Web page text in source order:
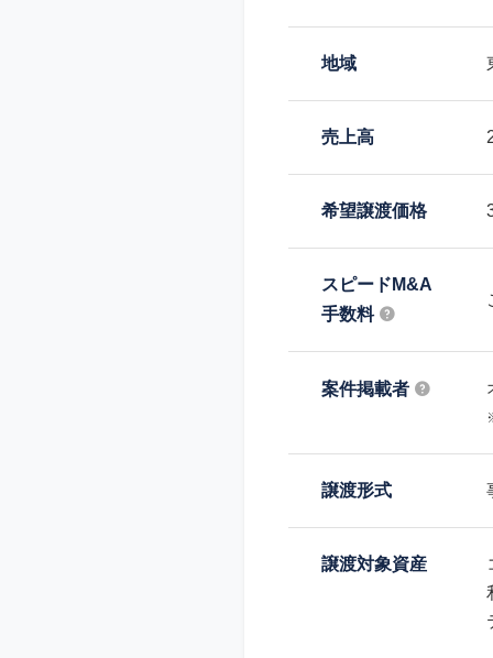
地域
売上高
希望譲渡価格
スピードM&A
手数料
案件掲載者
譲渡形式
譲渡対象資産